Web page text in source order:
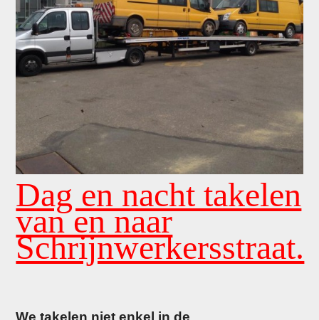
Dag en nacht takelen
van en naar
Schrijnwerkersstraat.
We takelen niet enkel in de